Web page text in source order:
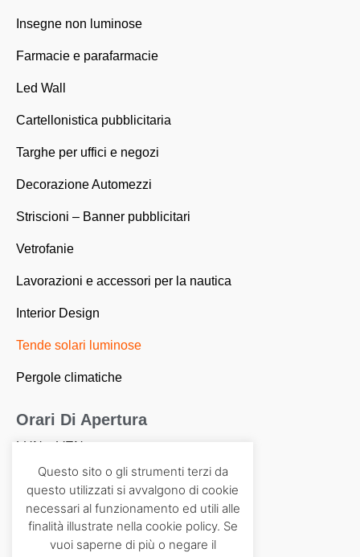
Insegne non luminose
Farmacie e parafarmacie
Led Wall
Cartellonistica pubblicitaria
Targhe per uffici e negozi
Decorazione Automezzi
Striscioni – Banner pubblicitari
Vetrofanie
Lavorazioni e accessori per la nautica
Interior Design
Tende solari luminose
Pergole climatiche
Orari Di Apertura
LUN – VEN
08:30-13:00 | 14:30-18:00
SABATO E DOMENICA CHIUSO
Dove Siamo
Questo sito o gli strumenti terzi da
questo utilizzati si avvalgono di cookie
necessari al funzionamento ed utili alle
finalità illustrate nella cookie policy. Se
vuoi saperne di più o negare il